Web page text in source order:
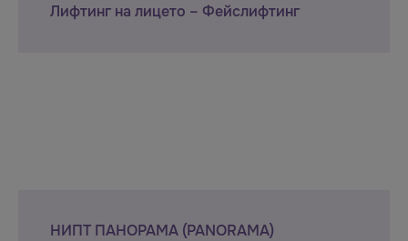
Лифтинг на лицето – Фейслифтинг
НИПТ ПАНОРАМА (PANORAMA)